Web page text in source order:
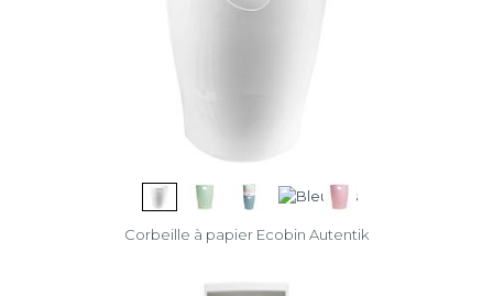
Corbeille à papier Ecobin Autentik